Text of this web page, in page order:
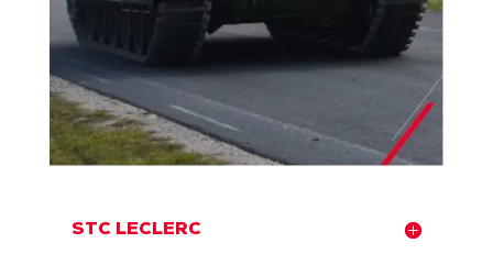
STC LECLERC